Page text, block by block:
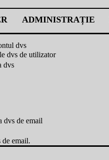
ADMINISTRAȚIE
dvs
dvs de utilizator
dvs
dvs de email
de email.